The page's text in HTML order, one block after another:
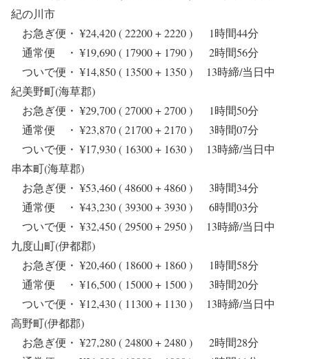
紀の川市
お急ぎ便・ ¥24,420 ( 22200 + 2220 ) 1時間44分
通常便 ・ ¥19,690 ( 17900 + 1790 ) 2時間56分
ついで便・ ¥14,850 ( 13500 + 1350 ) 13時締/当日中
紀美野町(海草郡)
お急ぎ便・ ¥29,700 ( 27000 + 2700 ) 1時間50分
通常便 ・ ¥23,870 ( 21700 + 2170 ) 3時間07分
ついで便・ ¥17,930 ( 16300 + 1630 ) 13時締/当日中
串本町(海草郡)
お急ぎ便・ ¥53,460 ( 48600 + 4860 ) 3時間34分
通常便 ・ ¥43,230 ( 39300 + 3930 ) 6時間03分
ついで便・ ¥32,450 ( 29500 + 2950 ) 13時締/当日中
九度山町(伊都郡)
お急ぎ便・ ¥20,460 ( 18600 + 1860 ) 1時間58分
通常便 ・ ¥16,500 ( 15000 + 1500 ) 3時間20分
ついで便・ ¥12,430 ( 11300 + 1130 ) 13時締/当日中
高野町(伊都郡)
お急ぎ便・ ¥27,280 ( 24800 + 2480 ) 2時間28分